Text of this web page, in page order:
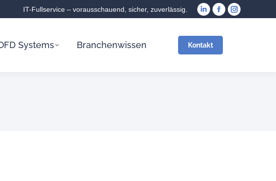
IT-Fullservice – vorausschauend, sicher, zuverlässig.
Systems Branchenwissen Kontakt